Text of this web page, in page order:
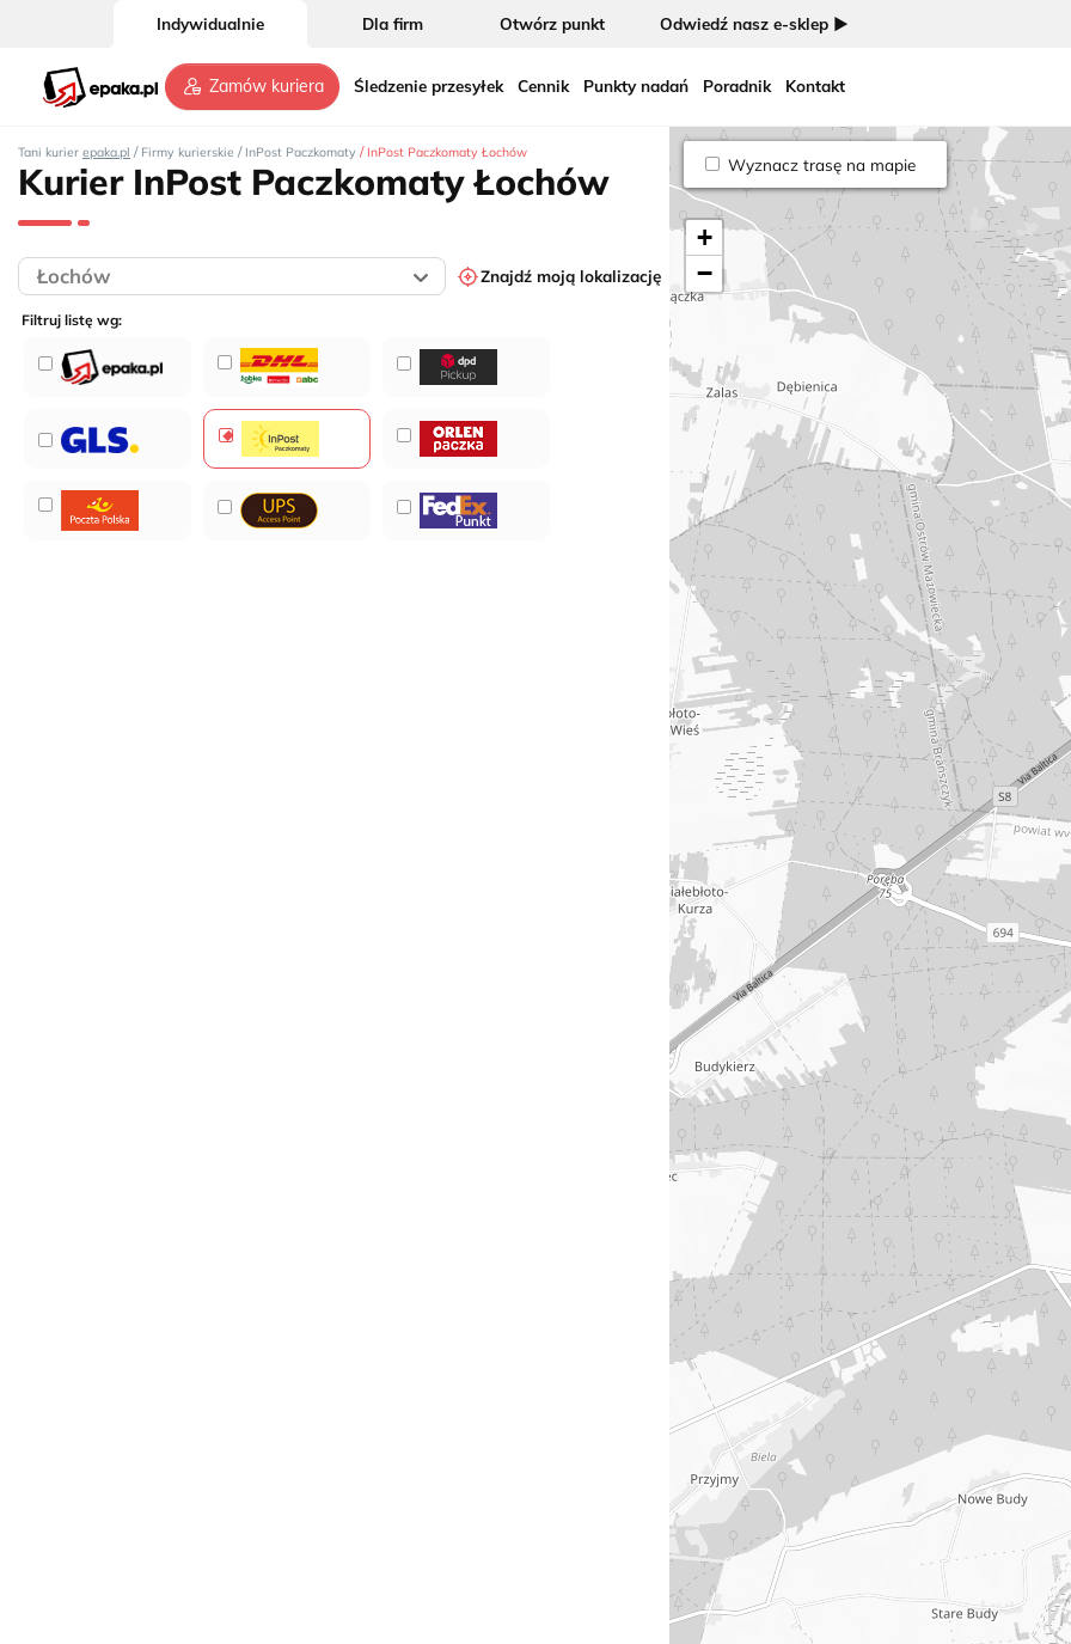
Indywidualnie Dla firm Otwórz punkt Odwiedź nasz e-sklep ►
Zamów kuriera Śledzenie przesyłek Cennik Punkty nadań Poradnik Kontakt
Tani kurier epaka.pl / Firmy kurierskie / InPost Paczkomaty / InPost Paczkomaty Łochów
Kurier InPost Paczkomaty Łochów
Znajdź moją lokalizację
Filtruj listę wg:
Wyznacz trasę na mapie
+
−